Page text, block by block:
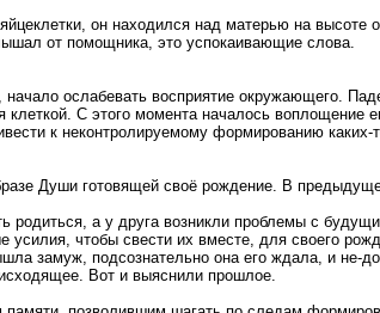
он находился над матерью на высоте
от помощника, это успокаивающие слова.
ослабевать восприятие окружающего.
С этого момента началось воплощение
к неконтролируемому формированию каких-
Души готовящей своё рождение. В
родиться, а у друга возникли проблемы с
чтобы свести их вместе, для своего
замуж, подсознательно она его ждала, и не-
Вот и выяснили прошлое.